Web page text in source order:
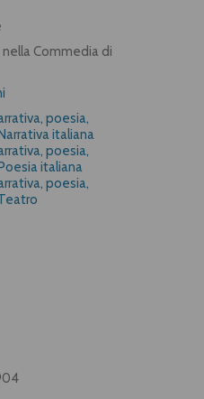
Commedia di
poesia,
italiana
poesia,
italiana
poesia,